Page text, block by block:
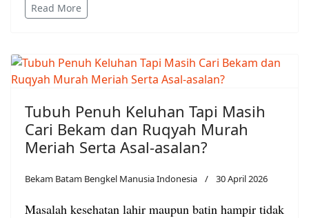
Read More
Tubuh Penuh Keluhan Tapi Masih
Cari Bekam dan Ruqyah Murah
Meriah Serta Asal-asalan?
Bekam Batam Bengkel Manusia Indonesia 30 April 2026
Masalah kesehatan lahir maupun batin hampir tidak